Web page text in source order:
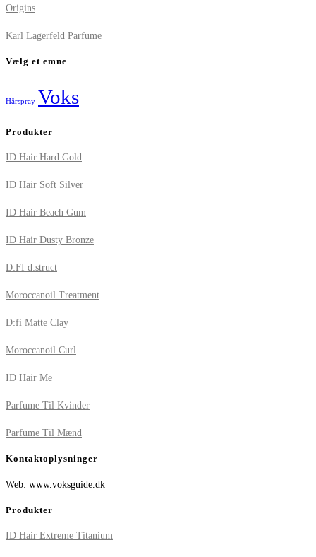
Origins
Karl Lagerfeld Parfume
Vælg et emne
Hårspray Voks
Produkter
ID Hair Hard Gold
ID Hair Soft Silver
ID Hair Beach Gum
ID Hair Dusty Bronze
D:FI d:struct
Moroccanoil Treatment
D:fi Matte Clay
Moroccanoil Curl
ID Hair Me
Parfume Til Kvinder
Parfume Til Mænd
Kontaktoplysninger
Web: www.voksguide.dk
Produkter
ID Hair Extreme Titanium